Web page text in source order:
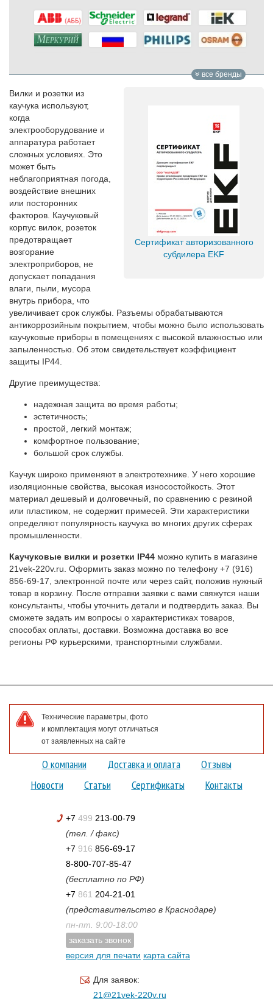
все бренды
Сертификат авторизованного
субдилера EKF
Вилки и розетки из
каучука используют,
когда
электрооборудование и
аппаратура работает
сложных условиях. Это
может быть
неблагоприятная погода,
воздействие внешних
или посторонних
факторов. Каучуковый
корпус вилок, розеток
предотвращает
возгорание
электроприборов, не
допускает попадания
влаги, пыли, мусора
внутрь прибора, что
увеличивает срок службы. Разъемы обрабатываются
антикоррозийным покрытием, чтобы можно было использовать
каучуковые приборы в помещениях с высокой влажностью или
запыленностью. Об этом свидетельствует коэффициент
защиты IP44.
Другие преимущества:
надежная защита во время работы;
эстетичность;
простой, легкий монтаж;
комфортное пользование;
большой срок службы.
Каучук широко применяют в электротехнике. У него хорошие
изоляционные свойства, высокая износостойкость. Этот
материал дешевый и долговечный, по сравнению с резиной
или пластиком, не содержит примесей. Эти характеристики
определяют популярность каучука во многих других сферах
промышленности.
Каучуковые вилки и розетки IP44 можно купить в магазине
21vek-220v.ru. Оформить заказ можно по телефону +7 (916)
856-69-17, электронной почте или через сайт, положив нужный
товар в корзину. После отправки заявки с вами свяжутся наши
консультанты, чтобы уточнить детали и подтвердить заказ. Вы
сможете задать им вопросы о характеристиках товаров,
способах оплаты, доставки. Возможна доставка во все
регионы РФ курьерскими, транспортными службами.
Технические параметры, фото
и комплектация могут отличаться
от заявленных на сайте
О компании Доставка и оплата
Отзывы
Новости
Статьи Сертификаты Контакты
+7 499 213-00-79
(тел. / факс)
+7 916 856-69-17
8-800-707-85-47
(бесплатно по РФ)
+7 861 204-21-01
(представительство в Краснодаре)
пн-пт. 9:00-18:00
заказать звонок
версия для печати карта сайта
Для заявок:
21@21vek-220v.ru